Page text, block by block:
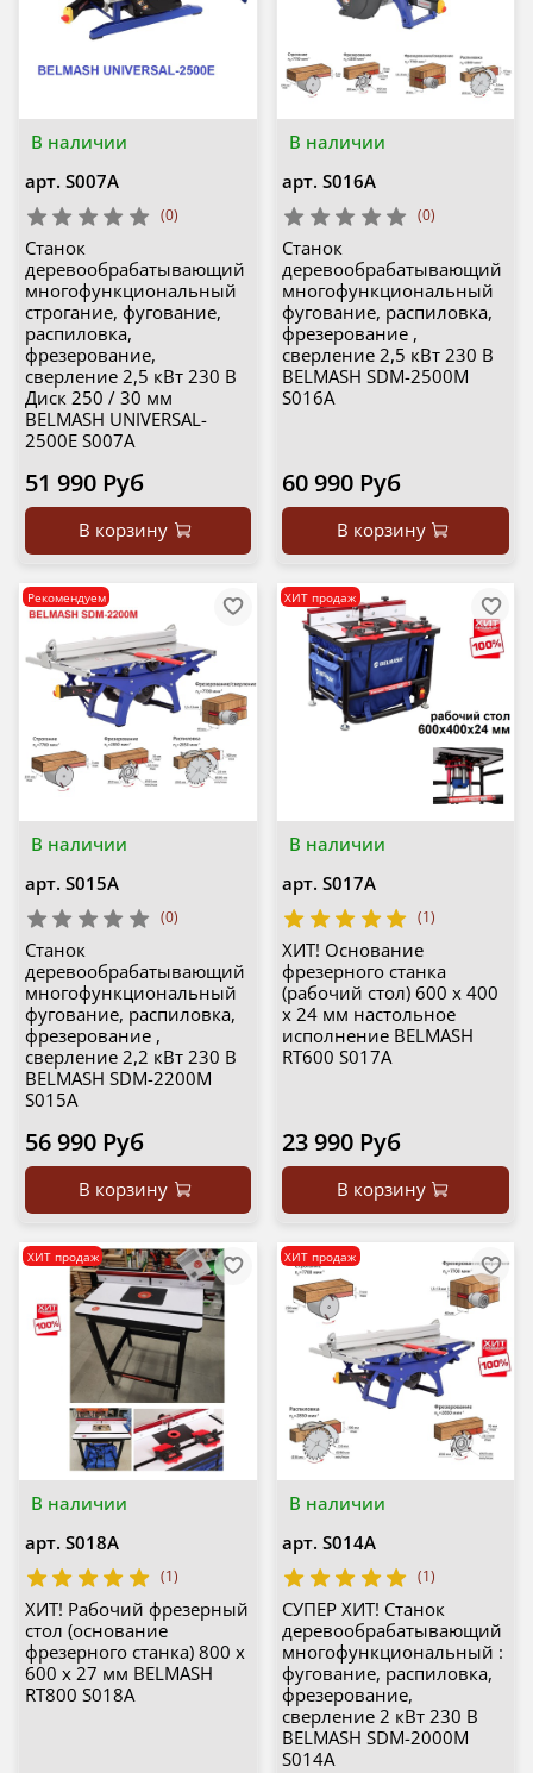
В наличии
арт. S007A
(0)
Станок
деревообрабатывающий
многофункциональный
строгание, фугование,
распиловка,
фрезерование,
сверление 2,5 кВт 230 В
Диск 250 / 30 мм
BELMASH UNIVERSAL-
2500E S007A
51 990 Руб
В корзину
В наличии
арт. S016A
(0)
Станок
деревообрабатывающий
многофункциональный
фугование, распиловка,
фрезерование ,
сверление 2,5 кВт 230 В
BELMASH SDM-2500M
S016A
60 990 Руб
В корзину
В наличии
Рекомендуем
арт. S015A
(0)
Станок
деревообрабатывающий
многофункциональный
фугование, распиловка,
фрезерование ,
сверление 2,2 кВт 230 В
BELMASH SDM-2200M
S015A
56 990 Руб
В корзину
В наличии
ХИТ продаж
арт. S017A
(1)
ХИТ! Основание
фрезерного станка
(рабочий стол) 600 х 400
х 24 мм настольное
исполнение BELMASH
RT600 S017A
23 990 Руб
В корзину
В наличии
ХИТ продаж
арт. S018A
(1)
ХИТ! Рабочий фрезерный
стол (основание
фрезерного станка) 800 х
600 х 27 мм BELMASH
RT800 S018A
В наличии
ХИТ продаж
арт. S014A
(1)
СУПЕР ХИТ! Станок
деревообрабатывающий
многофункциональный :
фугование, распиловка,
фрезерование,
сверление 2 кВт 230 В
BELMASH SDM-2000M
S014A